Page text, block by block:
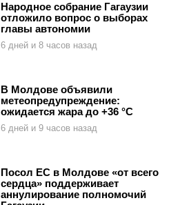
Народное собрание Гагаузии
отложило вопрос о выборах
главы автономии
6 дней и 8 часов назад
В Молдове объявили
метеопредупреждение:
ожидается жара до +36 °C
6 дней и 9 часов назад
Посол ЕС в Молдове «от всего
сердца» поддерживает
аннулирование полномочий